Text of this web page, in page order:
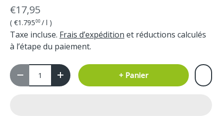
€17,95
Prix unitaire
€1.79500 / l
Taxe incluse. Frais d’expédition et réductions calculés
à l’étape du paiement.
Qté
- + + Panier